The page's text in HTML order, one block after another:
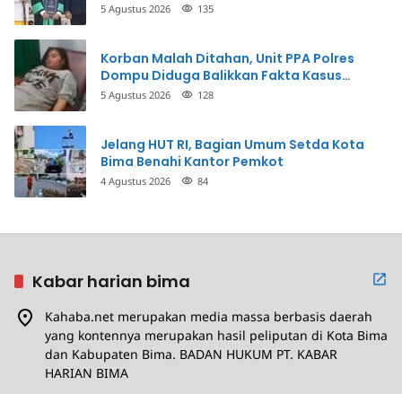
5 Agustus 2026 135
Korban Malah Ditahan, Unit PPA Polres
Dompu Diduga Balikkan Fakta Kasus
Penganiayaan
5 Agustus 2026 128
Jelang HUT RI, Bagian Umum Setda Kota
Bima Benahi Kantor Pemkot
4 Agustus 2026 84
Kabar harian bima
Kahaba.net merupakan media massa berbasis daerah
yang kontennya merupakan hasil peliputan di Kota Bima
dan Kabupaten Bima. BADAN HUKUM PT. KABAR
HARIAN BIMA